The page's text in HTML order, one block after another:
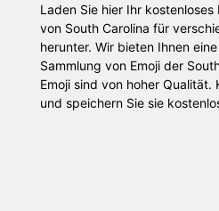
Laden Sie hier Ihr kostenloses
von South Carolina für
herunter. Wir bieten Ihnen
Sammlung von Emoji der
Emoji sind von hoher Qualität.
und speichern Sie sie